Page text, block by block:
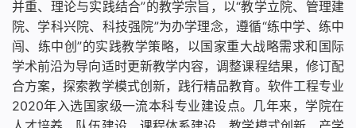
并重、理论与实践结合”的教学宗旨，以“教学立院、管理建
院、学科兴院、科技强院”为办学理念，遵循“练中学、练中
闯、练中创”的实践教学策略，以国家重大战略需求和国际
学术前沿为导向适时更新教学内容，调整课程结果，修订配
合方案，探索教学模式创新，践行精品教育。软件工程专业
2020年入选国家级一流本科专业建设点。几年来，学院在